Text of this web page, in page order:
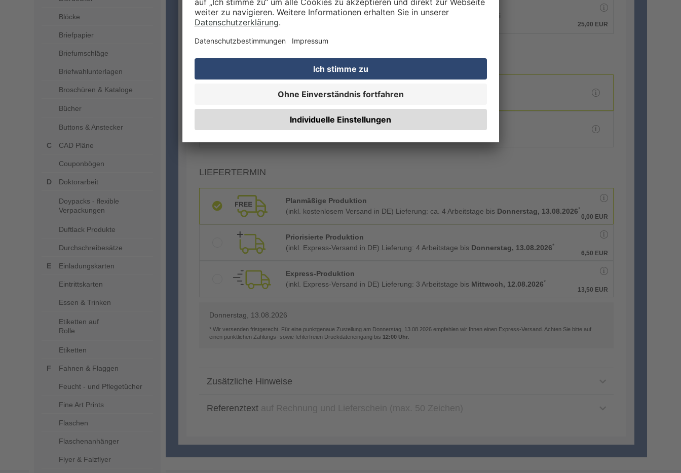
Blöcke
Briefpapier
Briefumschläge
Briefwahlunterlagen
Broschüren & Kataloge
Bücher
Buttons & Anstecker
CAD Pläne
Couponbögen
Doktorarbeit
Doypacks - flexible
Verpackungen
Duftlack Produkte
Durchschreibesätze
Einladungskarten
Eintrittskarten
Essen & Trinken
Etiketten auf
Rolle
Etiketten
Fahnen & Flaggen
Feucht - und Pflegetücher
Fine Art Prints
Flaschen
Flaschenanhänger
Flyer & Falzflyer
Konvertierung Ihrer Daten (Word, Illustrator oder InDesign) in eine PDF-Druckdatei
25,00 EUR
MEHRWERTSTEUERSATZ
7% MwSt.
LIEFERTERMIN
Planmäßige Produktion
(inkl. kostenlosem Versand in DE) Lieferung: ca. 4 Arbeitstage bis Donnerstag, 13.08.2026*
0,00 EUR
Priorisierte Produktion
(inkl. Express-Versand in DE) Lieferung: 4 Arbeitstage bis Donnerstag, 13.08.2026*
6,50 EUR
Express-Produktion
(inkl. Express-Versand in DE) Lieferung: 3 Arbeitstage bis Mittwoch, 12.08.2026*
13,50 EUR
Donnerstag, 13.08.2026
* Wir versenden fristgerecht. Für eine punktgenaue Zustellung am Donnerstag, 13.08.2026 empfehlen wir Ihnen einen Express-Versand. Achten Sie bitte auf
einen pünktlichen Zahlungs- sowie fehlerfreien Druckdateneingang bis 12:00 Uhr
Zusätzliche Hinweise
Referenztext